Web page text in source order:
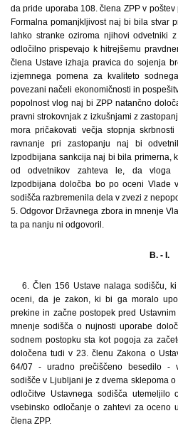
da pride uporaba 108. člena ZPP v
Formalna pomanjkljivost naj bi bila stvar
lahko stranke oziroma njihovi odvetniki
odločilno prispevajo k hitrejšemu
člena Ustave izhaja pravica do sojenja
izjemnega pomena za kvaliteto
povezani načeli ekonomičnosti in
popolnost vlog naj bi ZPP natančno
pravni strokovnjak z izkušnjami z
mora pričakovati večja stopnja
ravnanje pri zastopanju naj bi
Izpodbijana sankcija naj bi bila primerna,
od odvetnikov zahteva le, da vloga
Izpodbijana določba bo po oceni Vlade
sodišča razbremenila dela v zvezi z
5. Odgovor Državnega zbora in mnenje
ta pa nanju ni odgovoril.
B. - I.
6. Člen 156 Ustave nalaga sodišču,
oceni, da je zakon, ki bi ga moralo
prekine in začne postopek pred
mnenje sodišča o nujnosti uporabe
sodnem postopku sta kot pogoja za
določena tudi v 23. členu Zakona o
64/07 - uradno prečiščeno besedilo -
sodišče v Ljubljani je z dvema sklepoma
odločitve Ustavnega sodišča utemeljilo
vsebinsko odločanje o zahtevi za oceno
člena ZPP.